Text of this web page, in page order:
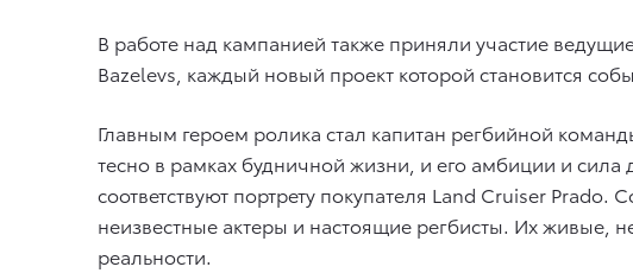
В работе над кампанией также приняли участие
Bazelevs, каждый новый проект которой становится
Главным героем ролика стал капитан регбийной
тесно в рамках будничной жизни, и его амбиции и сила
соответствуют портрету покупателя Land Cruiser
неизвестные актеры и настоящие регбисты. Их
реальности.